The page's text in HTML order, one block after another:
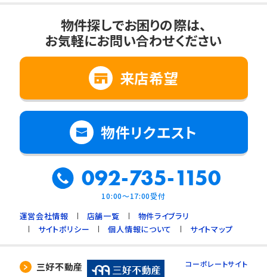
物件探しでお困りの際は、
お気軽にお問い合わせください
来店希望
物件リクエスト
092-735-1150
10:00～17:00受付
運営会社情報 店舗一覧
物件ライブラリ
サイトポリシー
個人情報について サイトマップ
三好不動産 コーポレートサイト